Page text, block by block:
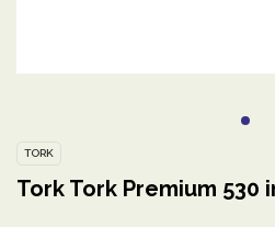
TORK
Tork Tork Premium 530